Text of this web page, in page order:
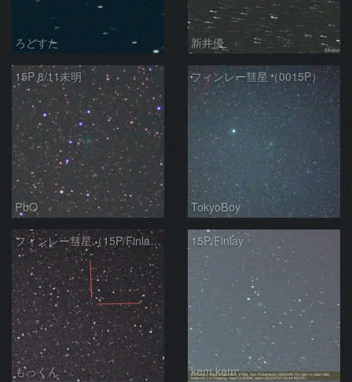
ろどすた 新井優
15P 8/11未明
PbO
フィンレー彗星（0015P）
TokyoBoy
フィンレー彗星（15P/Finlay）
もっくん
15P/Finlay
kem.kem